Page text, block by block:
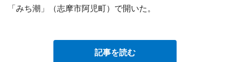
「みち潮」（志摩市阿児町）で開いた。
記事を読む